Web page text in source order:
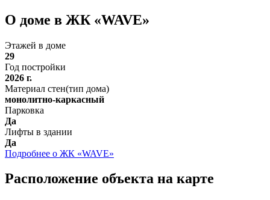
О доме в ЖК «WAVE»
Этажей в доме
29
Год постройки
2026 г.
Материал стен(тип дома)
монолитно-каркасный
Парковка
Да
Лифты в здании
Да
Подробнее о ЖК «WAVE»
Расположение объекта на карте